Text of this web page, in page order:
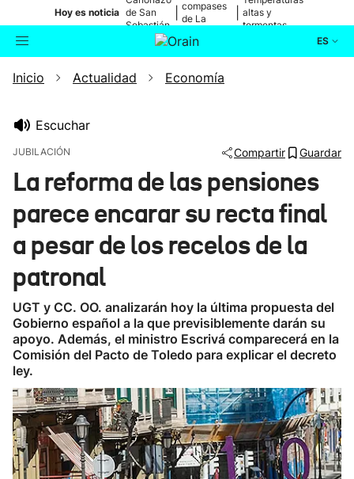
Hoy es noticia de San
Sebastián
compases
de La
altas y
tormentas
ES
Buscador Actualidad
Ikusmiran
Eguraldia
Inicio Actualidad Economía
Escuchar
JUBILACIÓN Compartir Guardar
La reforma de las pensiones
parece encarar su recta final
a pesar de los recelos de la
patronal
UGT y CC. OO. analizarán hoy la última propuesta del
Gobierno español a la que previsiblemente darán su
apoyo. Además, el ministro Escrivá comparecerá en la
Comisión del Pacto de Toledo para explicar el decreto
ley.